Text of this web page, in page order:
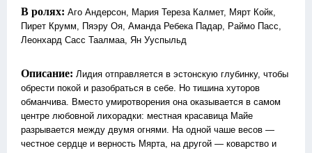
В ролях: Аго Андерсон, Мария Тереза ​​Калмет, Мярт Койк,
Пирет Крумм, Пяэру Оя, Аманда Ребека Падар, Раймо Пасс,
Леонхард Сасс Таалмаа, Ян Ууспыльд
Описание: Лидия отправляется в эстонскую глубинку, чтобы
обрести покой и разобраться в себе. Но тишина хуторов
обманчива. Вместо умиротворения она оказывается в самом
центре любовной лихорадки: местная красавица Майе
разрывается между двумя огнями. На одной чаше весов —
честное сердце и верность Мярта, на другой — коварство и